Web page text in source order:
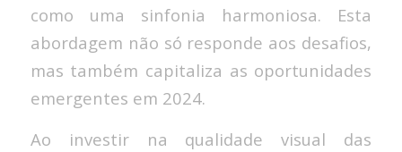
como uma sinfonia harmoniosa. Esta
abordagem não só responde aos desafios,
mas também capitaliza as oportunidades
emergentes em 2024.
Ao investir na qualidade visual das